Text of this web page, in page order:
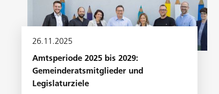
26. 11 .2025
Amtsperiode 2025 bis 2029:
Gemeinderatsmitglieder und
Legislaturziele